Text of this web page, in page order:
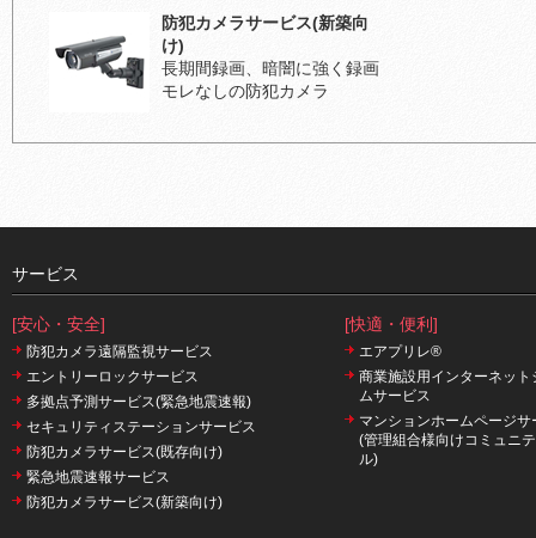
防犯カメラサービス(新築向
け)
長期間録画、暗闇に強く録画
モレなしの防犯カメラ
サービス
[安心・安全]
防犯カメラ遠隔監視サービス
エントリーロックサービス
多拠点予測サービス(緊急地震速報)
セキュリティステーションサービス
防犯カメラサービス(既存向け)
緊急地震速報サービス
防犯カメラサービス(新築向け)
[快適・便利]
エアプリレ®
商業施設用インターネット
ムサービス
マンションホームページサ
(管理組合様向けコミュニ
ル)